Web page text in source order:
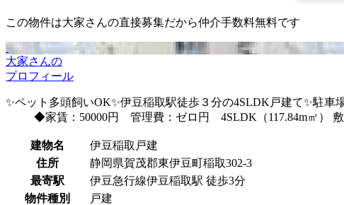
この物件は大家さんの直接募集だから仲介手数料無料です
大家さんの
プロフィール
✨ペット多頭飼いOK✨伊豆稲取駅徒歩３分の4SLDK戸建て✨駐車
◆家賃：50000円 管理費：ゼロ円 4SLDK（117.84m㎡）
建物名
伊豆稲取戸建
住所
静岡県賀茂郡東伊豆町稲取302-3
最寄駅
伊豆急行線伊豆稲取駅 徒歩3分
物件種別
戸建